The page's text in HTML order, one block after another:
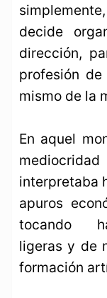
decide
dirección,
profesión
mismo de la
En aquel
interpretaba
apuros
tocando
ligeras y de
formación